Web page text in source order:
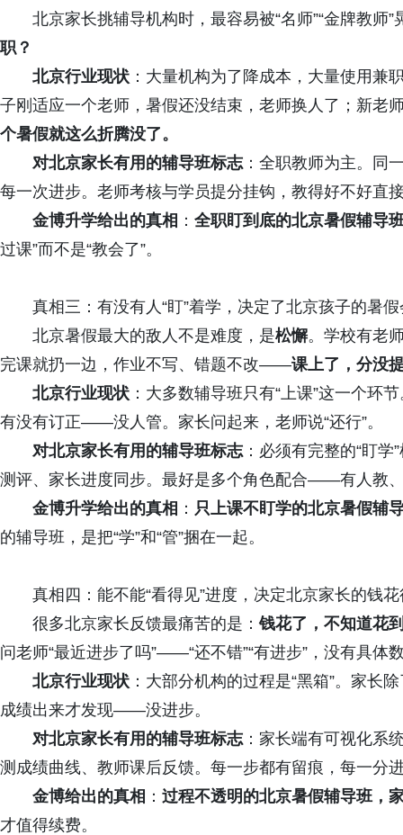
北京家长挑辅导机构时，最容易被“名师”“金牌教师
职？
北京行业现状 ：大量机构为了降成本，大量使用兼
子刚适应一个老师，暑假还没结束，老师换人了；新老
个暑假就这么折腾没了。
对北京家长有用的辅导班标志：全职教师为主。同
每一次进步。老师考核与学员提分挂钩，教得好不好
金博升学给出的真相 ： 全职盯到底的北京暑假辅导
过课”而不是“教会了”。
真相三：有没有人“盯”着学，决定了北京孩子的暑
北京暑假最大的敌人不是难度，是松懈。学校有老
完课就扔一边，作业不写、错题不改——课上了，分没
北京行业现状 ：大多数辅导班只有“上课”这一个环
有没有订正——没人管。家长问起来，老师说“还行”。
对北京家长有用的辅导班标志：必须有完整的“盯学
测评、家长进度同步。最好是多个角色配合——有人教
金博升学给出的真相 ： 只上课不盯学的北京暑假辅
的辅导班，是把“学”和“管”捆在一起。
真相四：能不能“看得见”进度，决定北京家长的钱
很多北京家长反馈最痛苦的是：钱花了，不知道花
问老师“最近进步了吗”——“还不错”“有进步”，没有具体
北京行业现状 ：大部分机构的过程是“黑箱”。家长
成绩出来才发现——没进步。
对北京家长有用的辅导班标志：家长端有可视化系
测成绩曲线、教师课后反馈。每一步都有留痕，每一分
金博给出的真相 ： 过程不透明的北京暑假辅导班，
才值得续费。